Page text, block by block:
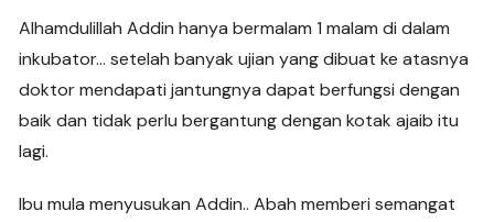
Alhamdulillah Addin hanya bermalam 1 malam di dalam
inkubator… setelah banyak ujian yang dibuat ke atasnya
doktor mendapati jantungnya dapat berfungsi dengan
baik dan tidak perlu bergantung dengan kotak ajaib itu
lagi.
Ibu mula menyusukan Addin.. Abah memberi semangat